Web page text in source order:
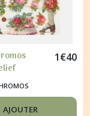
collage
ROSES
1€40
AJOUTER